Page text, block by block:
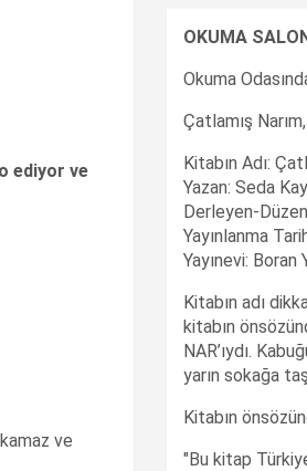
ediyor ve
ve
OKUMA
Okuma
Çatlamış
Kitabın Adı:
Yazan: Seda
Derleyen-
Yayınlanma
Yayınevi: Boran
Kitabın adı
kitabın
NAR’ıydı.
yarın sokağa
Kitabın
"Bu kitap